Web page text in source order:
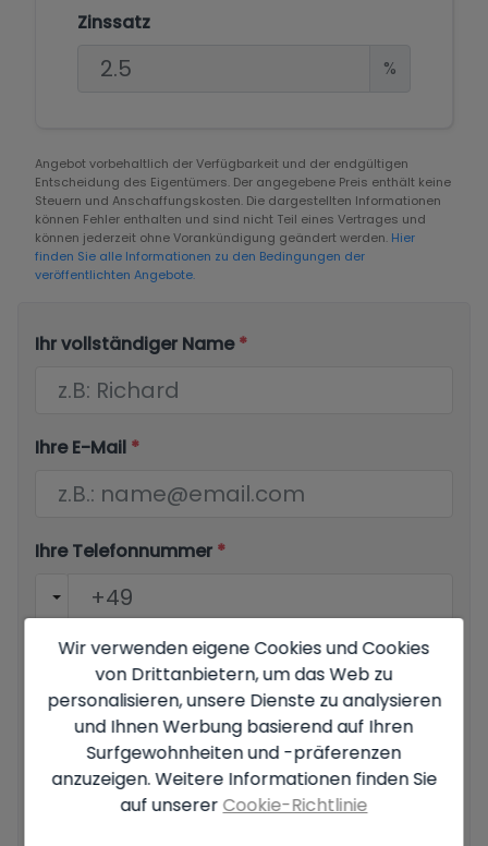
Zinssatz
%
Angebot vorbehaltlich der Verfügbarkeit und der endgültigen
Entscheidung des Eigentümers. Der angegebene Preis enthält keine
Steuern und Anschaffungskosten. Die dargestellten Informationen
können Fehler enthalten und sind nicht Teil eines Vertrages und
können jederzeit ohne Vorankündigung geändert werden. Hier
finden Sie alle Informationen zu den Bedingungen der
veröffentlichten Angebote.
Ihr vollständiger Name*
Ihre E-Mail *
Ihre Telefonnummer *
Ihre Nachricht
Grundlegende Informationen zum Datenschutz auf der
Wir verwenden eigene Cookies und Cookies
von Drittanbietern, um das Web zu
personalisieren, unsere Dienste zu analysieren
und Ihnen Werbung basierend auf Ihren
Surfgewohnheiten und -präferenzen
anzuzeigen. Weitere Informationen finden Sie
auf unserer Cookie-Richtlinie